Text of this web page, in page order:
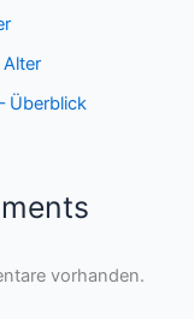
Überblick
vorhanden.